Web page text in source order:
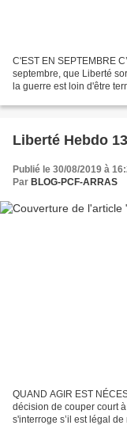
C'EST EN SEPTEMBRE
septembre, que Liberté
la guerre est loin d'être
Liberté Hebdo
Publié le 30/08/2019 à
Par BLOG-PCF-ARRAS
QUAND AGIR EST
décision de couper court
s'interroge s’il est légal